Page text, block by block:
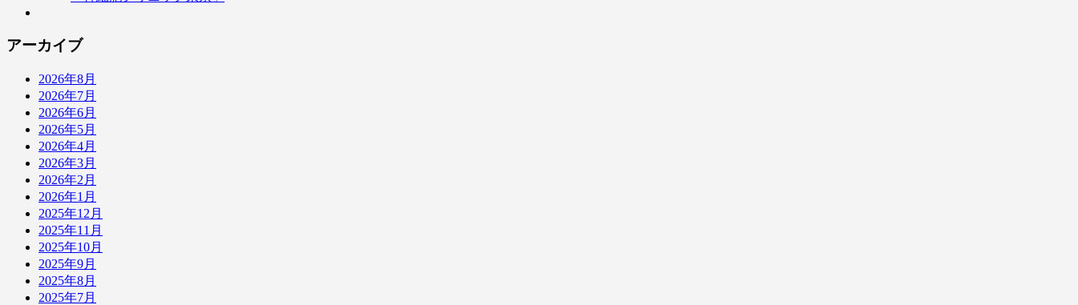
アーカイブ
2026年8月
2026年7月
2026年6月
2026年5月
2026年4月
2026年3月
2026年2月
2026年1月
2025年12月
2025年11月
2025年10月
2025年9月
2025年8月
2025年7月